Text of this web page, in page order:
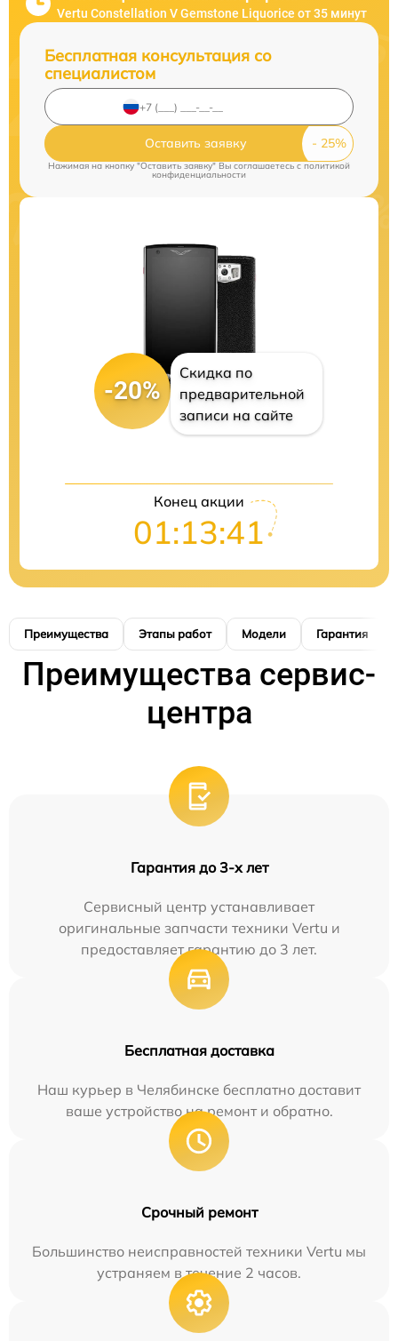
Vertu Constellation V Gemstone Liquorice от 35 минут
Бесплатная консультация со
специалистом
Оставить заявку
Нажимая на кнопку "Оставить заявку" Вы соглашаетесь cполитикой
конфиденциальности
-20%
Скидка по
предварительной
записи на сайте
Конец акции
01:13:40
Преимущества Этапы работ Модели Гарантия
Преимущества сервис-
центра
Гарантия до 3-х лет
Сервисный центр устанавливает
оригинальные запчасти техники Vertu и
предоставляет гарантию до 3 лет.
Бесплатная доставка
Наш курьер в Челябинске бесплатно доставит
ваше устройство на ремонт и обратно.
Срочный ремонт
Большинство неисправностей техники Vertu мы
устраняем в течение 2 часов.